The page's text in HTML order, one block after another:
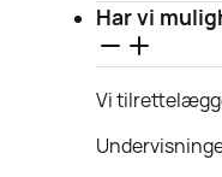
Har vi
Vi